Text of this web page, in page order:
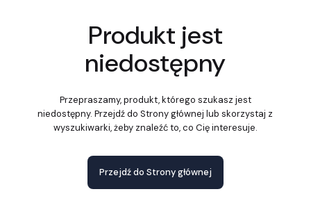
Produkt jest
niedostępny
Przepraszamy, produkt, którego szukasz jest
niedostępny. Przejdź do Strony głównej lub skorzystaj z
wyszukiwarki, żeby znaleźć to, co Cię interesuje.
Przejdź do Strony głównej